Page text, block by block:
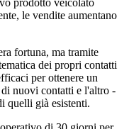
prodotto veicolato
le vendite aumentano
fortuna, ma tramite
dei propri contatti
per ottenere un
nuovi contatti e l'altro -
quelli già esistenti.